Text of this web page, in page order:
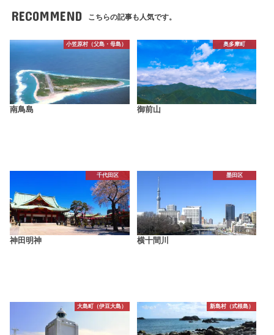
RECOMMEND こちらの記事も人気です。
小笠原村（父島・母島）
南鳥島
奥多摩町
御前山
千代田区
神田明神
墨田区
横十間川
大島町（伊豆大島） 新島村（式根島）